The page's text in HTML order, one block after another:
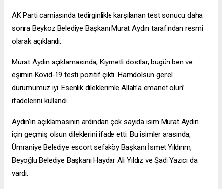
AK Parti camiasında tedirginlikle karşılanan test sonucu daha
sonra Beykoz Belediye Başkanı Murat Aydın tarafından resmi
olarak açıklandı.
Murat Aydın açıklamasında, Kıymetli dostlar, bugün ben ve
eşimin Kovid-19 testi pozitif çıktı. Hamdolsun genel
durumumuz iyi. Esenlik dileklerimle Allah’a emanet olun”
ifadelerini kullandı.
Aydın’ın açıklamasının ardından çok sayıda isim Murat Aydın
için geçmiş olsun dileklerini ifade etti. Bu isimler arasında,
Ümraniye Belediye escort sefaköyBaşkanı İsmet Yıldırım,
Beyoğlu Belediye Başkanı Haydar Ali Yıldız ve Şadi Yazıcı da
vardı.